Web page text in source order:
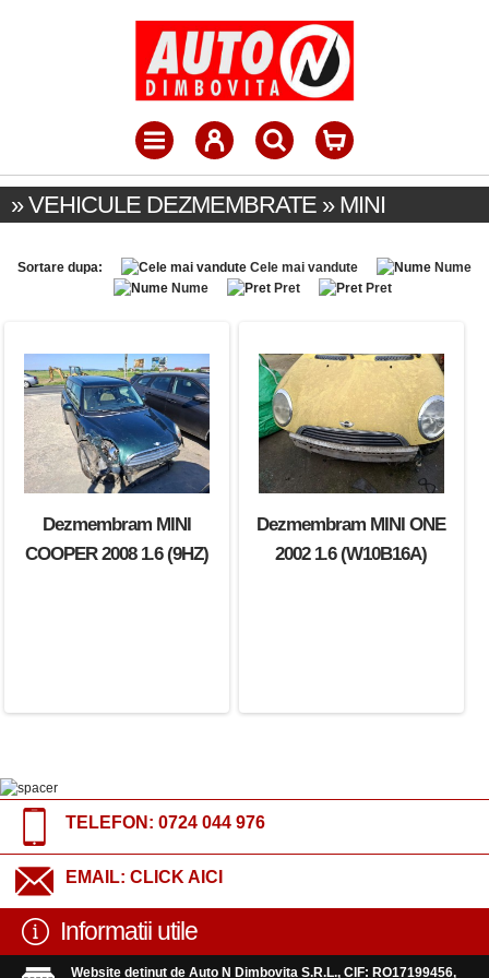
» VEHICULE DEZMEMBRATE » MINI
Sortare dupa: Cele mai vandute
Nume
Nume
Pret Pret
Dezmembram MINI
COOPER 2008 1.6 (9HZ)
Dezmembram MINI ONE
2002 1.6 (W10B16A)
TELEFON: 0724 044 976
EMAIL: CLICK AICI
Informatii utile
Website detinut de Auto N Dimbovita S.R.L., CIF: RO17199456,